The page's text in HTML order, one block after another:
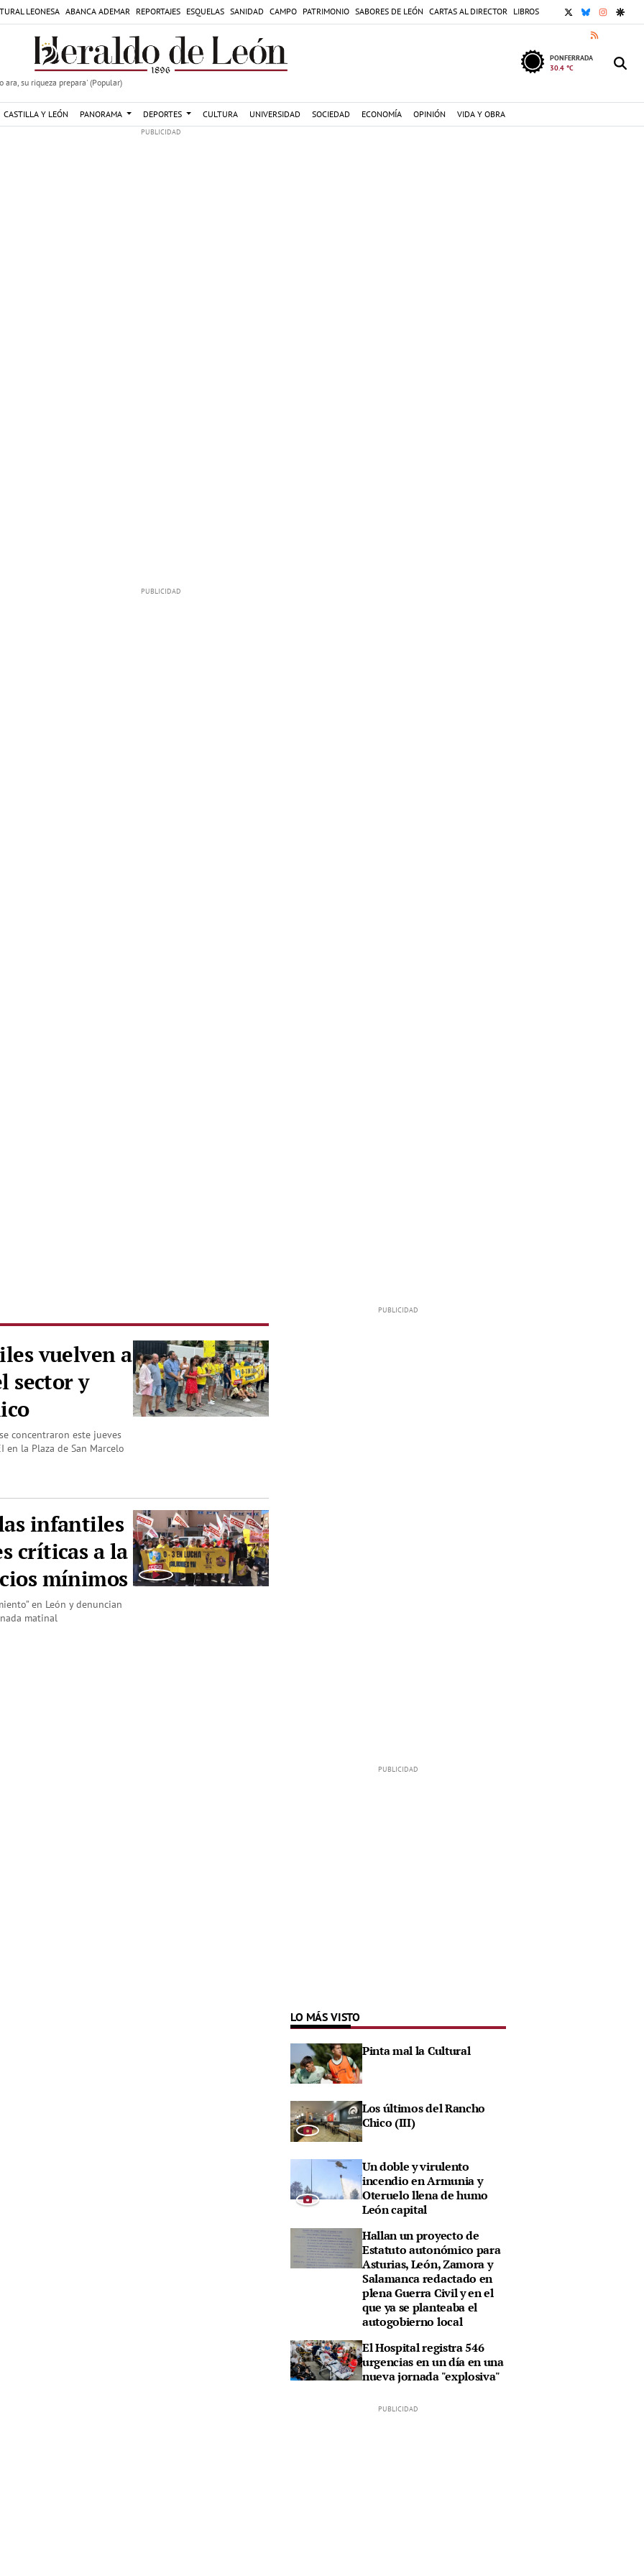
LEONESA ABANCA ADEMAR REPORTAJES ESQUELAS SANIDAD CAMPO PATRIMONIO SABORES DE LEÓN CARTAS AL DIRECTOR LIBROS X BLUESKY
RSS
ara, su riqueza prepara' (Popular)
PONFERRADA
30.4 °C
CASTILLA Y LEÓN PANORAMA DEPORTES CULTURA UNIVERSIDAD SOCIEDAD ECONOMÍA OPINIÓN VIDA Y OBRA
vuelven a
sector y
concentraron este jueves
en la Plaza de San Marcelo
infantiles
críticas a la
mínimos
en León y denuncian
matinal
LO MÁS VISTO
Pinta mal la Cultural
Los últimos del Rancho
Chico (III)
Un doble y virulento
incendio en Armunia y
Oteruelo llena de humo
León capital
Hallan un proyecto de
Estatuto autonómico para
Asturias, León, Zamora y
Salamanca redactado en
plena Guerra Civil y en el
que ya se planteaba el
autogobierno local
El Hospital registra 546
urgencias en un día en una
nueva jornada "explosiva"